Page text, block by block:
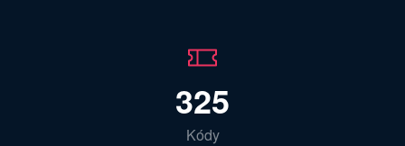
325
Kódy